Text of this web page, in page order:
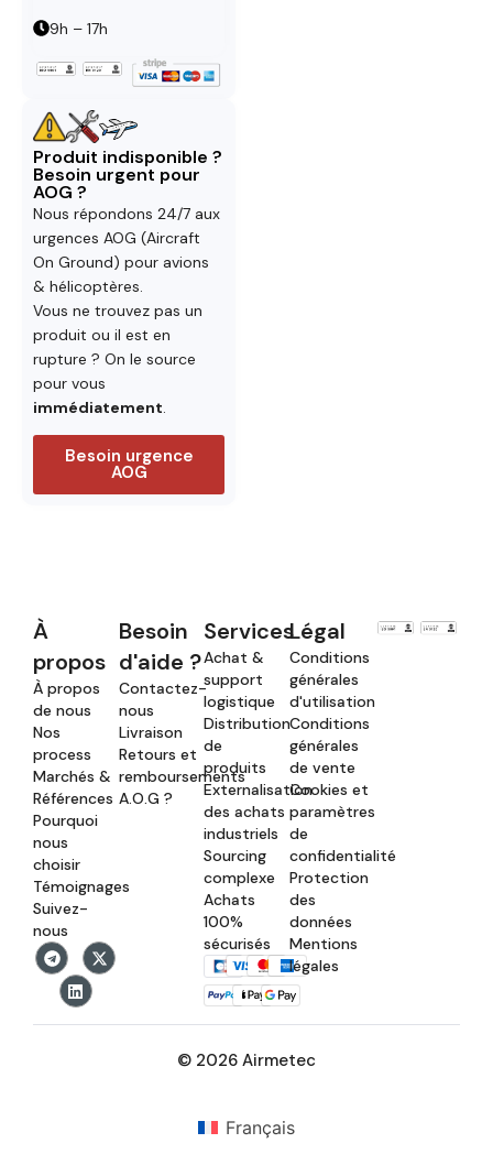
9h – 17h
Produit indisponible ?
Besoin urgent pour
AOG ?
Nous répondons 24/7 aux
urgences AOG (Aircraft
On Ground) pour avions
& hélicoptères.
Vous ne trouvez pas un
produit ou il est en
rupture ? On le source
pour vous
immédiatement.
Besoin urgence
AOG
À
propos
À propos
de nous
Nos
process
Marchés &
Références
Pourquoi
nous
choisir
Témoignages
Suivez-
nous
Besoin
d'aide ?
Contactez-
nous
Livraison
Retours et
remboursements
A.O.G ?
Services
Achat &
support
logistique
Distribution
de
produits
Externalisation
des achats
industriels
Sourcing
complexe
Achats
100%
sécurisés
Légal
Conditions
générales
d'utilisation
Conditions
générales
de vente
Cookies et
paramètres
de
confidentialité
Protection
des
données
Mentions
légales
© 2026 Airmetec
Français